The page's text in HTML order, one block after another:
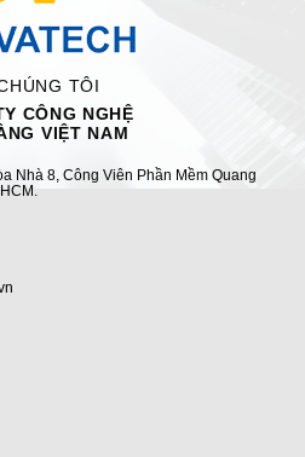
TÔI
CÔNG NGHỆ
VIỆT NAM
Nhà 8, Công Viên Phần Mềm Quang